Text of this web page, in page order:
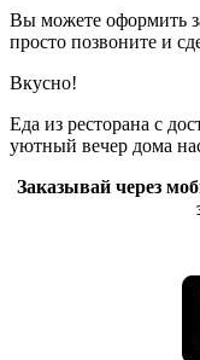
Вы можете оформить
просто позвоните и
Вкусно!
Еда из ресторана с
уютный вечер дома
Заказывай через